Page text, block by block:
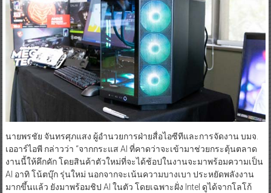
นายพรชัย จันทรศุภแสง ผู้อำนวยการฝ่ายสื่อไอซีทีและการจัดงาน บมจ.
เออาร์ไอพี กล่าวว่า “จากกระแส AI ที่คาดว่าจะเข้ามาช่วยกระตุ้นตลาด
งานนี้ให้คึกคัก โดยสินค้าตัวใหม่ที่จะได้ช้อปในงานจะมาพร้อมความเป็น
AI อาทิ โน้ตบุ๊ก รุ่นใหม่ นอกจากจะเน้นความบางเบา ประหยัดพลังงาน
มากขึ้นแล้ว ยังมาพร้อมชิป AI ในตัว โดยเฉพาะฝั่ง Intel ดูได้จากโลโก้